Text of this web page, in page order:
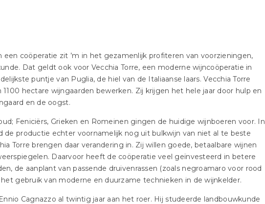
een coöperatie zit ’m in het gezamenlijk profiteren van voorzieningen,
Dat geldt ook voor Vecchia Torre, een moderne wijncoöperatie in
puntje van Puglia, de hiel van de Italiaanse laars. Vecchia Torre
hectare wijngaarden bewerken. Zij krijgen het hele jaar door hulp en
en de oogst.
Feniciërs, Grieken en Romeinen gingen de huidige wijnboeren voor. In
de productie echter voornamelijk nog uit bulkwijn van niet al te beste
Torre brengen daar verandering in. Zij willen goede, betaalbare wijnen
Daarvoor heeft de coöperatie veel geïnvesteerd in betere
de aanplant van passende druivenrassen (zoals negroamaro voor rood
gebruik van moderne en duurzame technieken in de wijnkelder.
Cagnazzo al twintig jaar aan het roer. Hij studeerde landbouwkunde